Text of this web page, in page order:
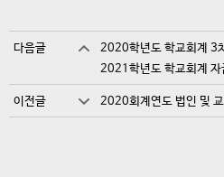
다음글
2020학년도 학교회계 3
2021학년도 학교회계 자
이전글 2020회계연도 법인 및